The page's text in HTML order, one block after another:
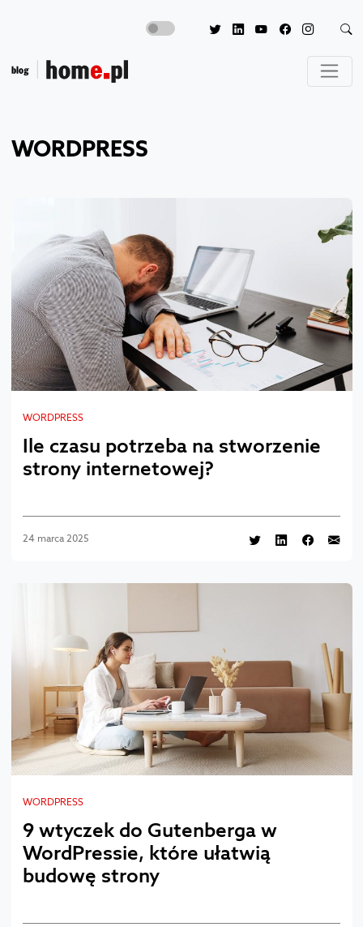
WORDPRESS
WORDPRESS
Ile czasu potrzeba na stworzenie
strony internetowej?
24 marca 2025
WORDPRESS
9 wtyczek do Gutenberga w
WordPressie, które ułatwią
budowę strony